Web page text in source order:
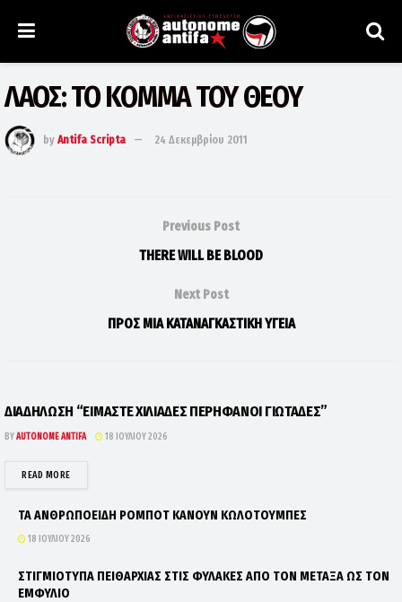
ΛΑΟΣ: ΤΟ ΚΟΜΜΑ ΤΟΥ ΘΕΟΥ
by Antifa Scripta 24 Δεκεμβρίου 2011
Previous Post
THERE WILL BE BLOOD
Next Post
ΠΡΟΣ ΜΙΑ ΚΑΤΑΝΑΓΚΑΣΤΙΚΗ ΥΓΕΙΑ
ΔΙΑΔΗΛΩΣΗ “ΕΙΜΑΣΤΕ ΧΙΛΙΑΔΕΣ ΠΕΡΗΦΑΝΟΙ ΓΙΩΤΑΔΕΣ”
BYAUTONOME ANTIFA 18 ΙΟΥΛΊΟΥ 2026
READ MOREDETAILS
ΤΑ ΑΝΘΡΩΠΟΕΙΔΗ ΡΟΜΠΟΤ ΚΑΝΟΥΝ ΚΩΛΟΤΟΥΜΠΕΣ
18 ΙΟΥΛΊΟΥ 2026
ΣΤΙΓΜΙΟΤΥΠΑ ΠΕΙΘΑΡΧΙΑΣ ΣΤΙΣ ΦΥΛΑΚΕΣ ΑΠΟ ΤΟΝ ΜΕΤΑΞΑ ΩΣ ΤΟΝ
ΕΜΦΥΛΙΟ